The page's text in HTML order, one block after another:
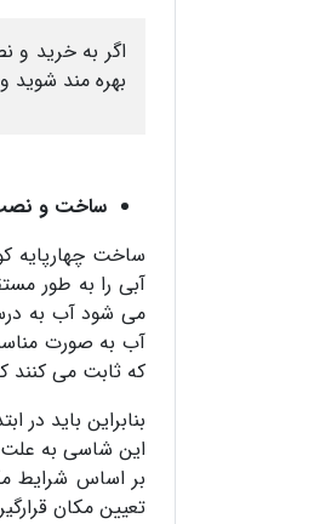
اگر به خرید و
بهره مند شوید
ساخت و نصب
ساخت چهارپایه
آبی را به طور
می شود آب به
آب به صورت
که ثابت می کنند
بنابراین باید
این شاسی به علت
بر اساس شرایط
تعیین مکان